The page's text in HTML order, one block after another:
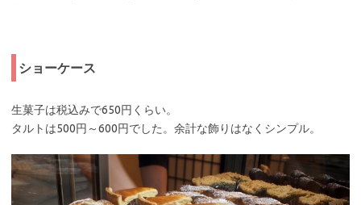
ショーケース
生菓子は税込みで650円くらい。
タルトは500円～600円でした。余計な飾りはなくシンプル。